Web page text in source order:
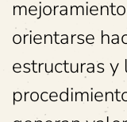
orientarse
estructuras y